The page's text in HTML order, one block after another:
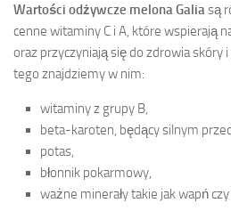
Wartości odżywcze melona Galiasą
cenne witaminy C i A, które wspierają
oraz przyczyniają się do zdrowia skóry
tego znajdziemy w nim:
witaminy z grupy B,
beta-karoten, będący silnym
potas,
błonnik pokarmowy,
ważne minerały takie jak wapń